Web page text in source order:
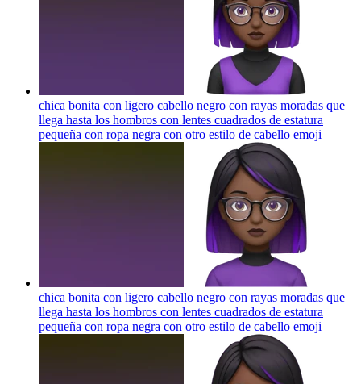
chica bonita con ligero cabello negro con rayas moradas que
llega hasta los hombros con lentes cuadrados de estatura
pequeña con ropa negra con otro estilo de cabello emoji
chica bonita con ligero cabello negro con rayas moradas que
llega hasta los hombros con lentes cuadrados de estatura
pequeña con ropa negra con otro estilo de cabello emoji